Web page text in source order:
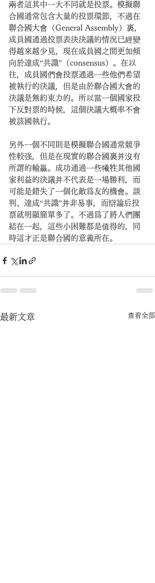
兩者這其中一大不同就是投票。模擬聯
合國通常包含大量的投票環節，不過在
聯合國大會（General Assembly）裏，
成員國通過投票表決決議的情況已經變
得越來越少見，現在成員國之間更加傾
向於達成“共識”（consensus）。在以
往，成員國們會投票通過一些他們希望
被執行的決議，但是由於聯合國大會的
決議是無約束力的。所以當一個國家投
下反對票的時候，這個決議大概率不會
被該國執行。
另外一個不同則是模擬聯合國通常競爭
性較强，但是在現實的聯合國裏并沒有
所謂的輸贏。成功通過一些犧牲其他國
家利益的決議并不代表是一場勝利，而
可能是錯失了一個化敵爲友的機會。談
判、達成“共識”并非易事，而辯論后投
票就明顯簡單多了。不過爲了將人們團
結在一起，這些小困難都是值得的，同
時這才正是聯合國的意義所在。
最新文章 查看全部